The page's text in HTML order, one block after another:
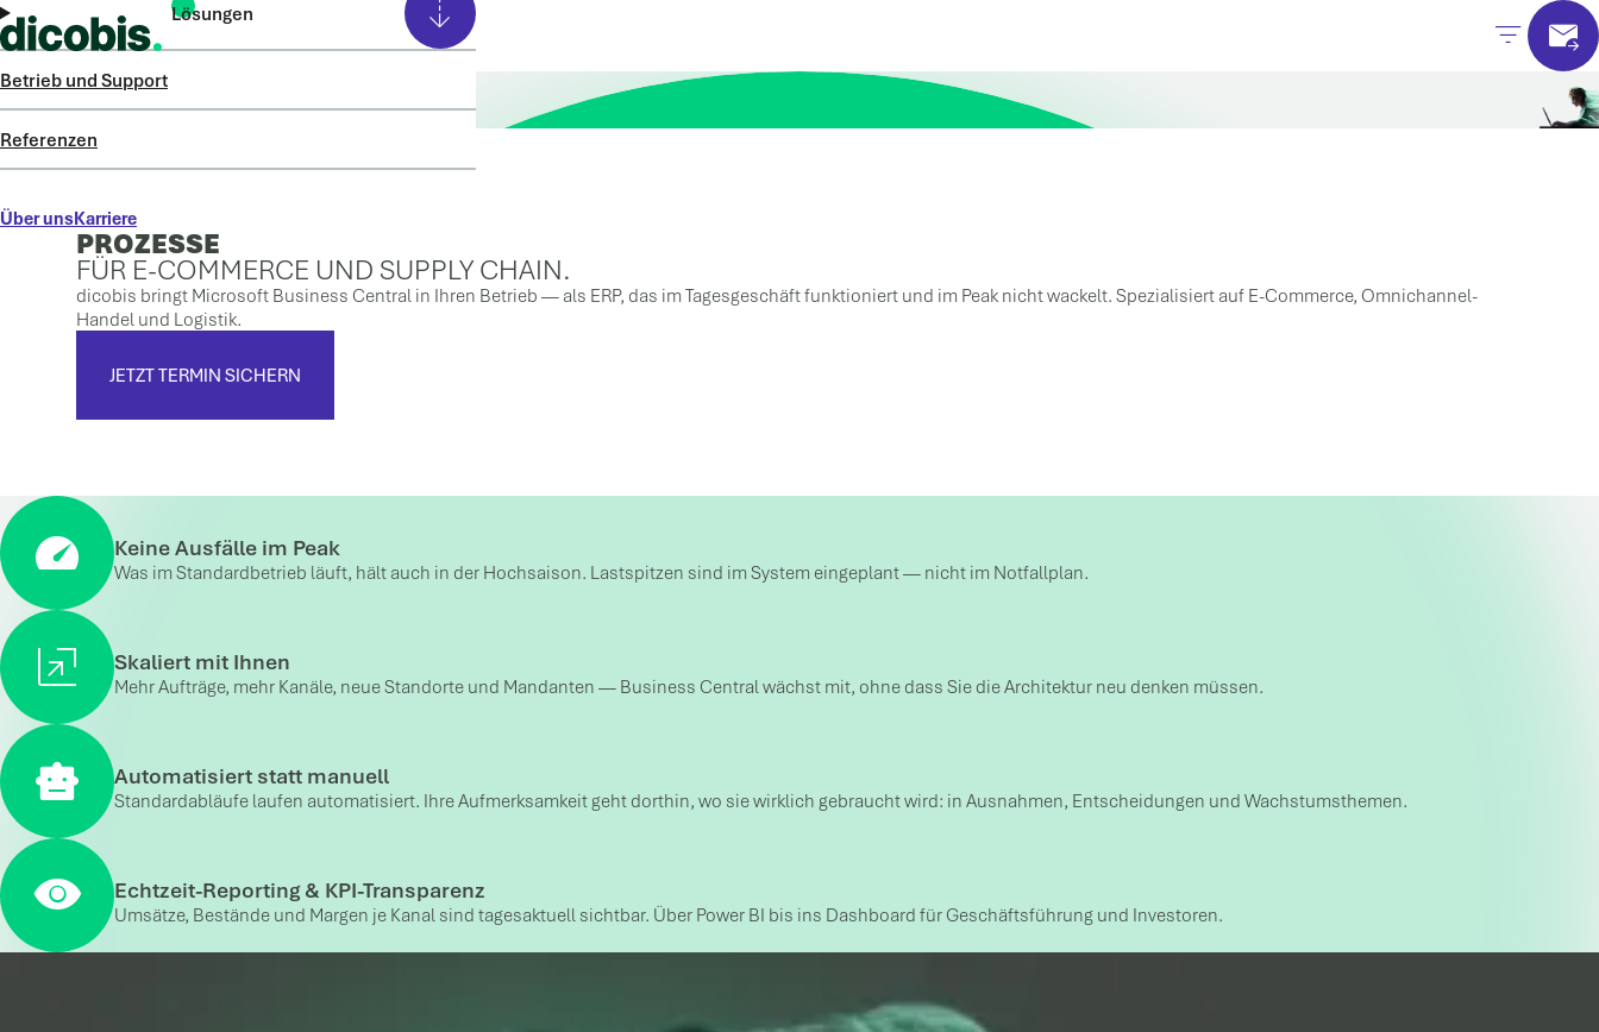
Lösungen
Betrieb und Support
Referenzen
Über unsKarriere
ERP NEU
GEDACHT
Intelligente Prozesse, mehr Wachstum
STABILE
PROZESSE
FÜR E-COMMERCE UND SUPPLY CHAIN.
dicobis bringt Microsoft Business Central in Ihren Betrieb — als ERP, das im Tagesgeschäft funktioniert und im Peak nicht wackelt. Spezialisiert auf E-Commerce, Omnichannel-
Handel und Logistik.
JETZT TERMIN SICHERN
Keine Ausfälle im Peak
Was im Standardbetrieb läuft, hält auch in der Hochsaison. Lastspitzen sind im System eingeplant — nicht im Notfallplan.
Skaliert mit Ihnen
Mehr Aufträge, mehr Kanäle, neue Standorte und Mandanten — Business Central wächst mit, ohne dass Sie die Architektur neu denken müssen.
Automatisiert statt manuell
Standardabläufe laufen automatisiert. Ihre Aufmerksamkeit geht dorthin, wo sie wirklich gebraucht wird: in Ausnahmen, Entscheidungen und Wachstumsthemen.
Echtzeit-Reporting & KPI-Transparenz
Umsätze, Bestände und Margen je Kanal sind tagesaktuell sichtbar. Über Power BI bis ins Dashboard für Geschäftsführung und Investoren.